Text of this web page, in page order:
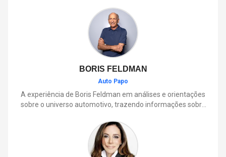
BORIS FELDMAN
Auto Papo
A experiência de Boris Feldman em análises e orientações
sobre o universo automotivo, trazendo informações sobre
que envolve o dia a dia dos motoristas.